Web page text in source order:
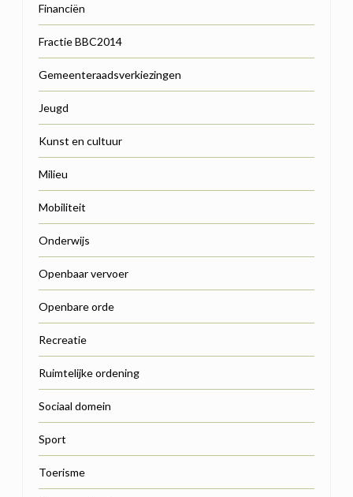
Financiën
Fractie BBC2014
Gemeenteraadsverkiezingen
Jeugd
Kunst en cultuur
Milieu
Mobiliteit
Onderwijs
Openbaar vervoer
Openbare orde
Recreatie
Ruimtelijke ordening
Sociaal domein
Sport
Toerisme